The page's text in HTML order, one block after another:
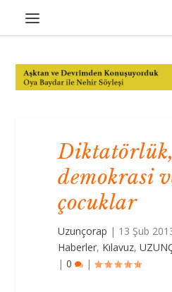
Diktatörlük,
demokrasi
çocuklar
Uzunçorap | 13 Şub
Haberler, Kılavuz,
|0 |